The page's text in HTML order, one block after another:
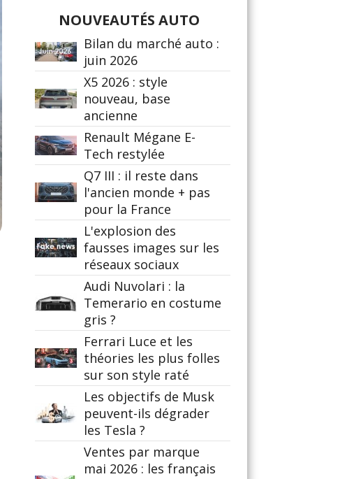
NOUVEAUTÉS AUTO
Bilan du marché auto :
juin 2026
X5 2026 : style
nouveau, base
ancienne
Renault Mégane E-
Tech restylée
Q7 III : il reste dans
l'ancien monde + pas
pour la France
L'explosion des
fausses images sur les
réseaux sociaux
Audi Nuvolari : la
Temerario en costume
gris ?
Ferrari Luce et les
théories les plus folles
sur son style raté
Les objectifs de Musk
peuvent-ils dégrader
les Tesla ?
Ventes par marque
mai 2026 : les français